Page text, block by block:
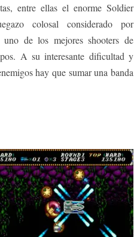
entre ellas el enorme Soldier
colosal considerado por
uno de los mejores shooters de
A su interesante dificultad y
hay que sumar una banda